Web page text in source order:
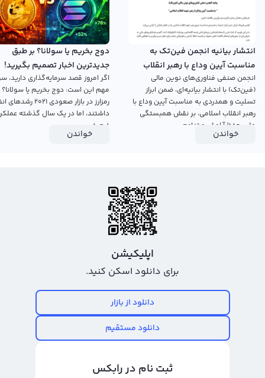
انتشار بیانیه انجمن فین‌تک به
مناسبت آیین وداع با رهبر انقلاب
اسلامی
انجمن صنفی فناوری‌های نوین مالی
(فین‌تک) با انتشار بیانیه‌ای، ضمن ابراز
تسلیت و همدردی به مناسبت آیین وداع با
رهبر انقلاب اسلامی، بر نقش همبستگی
ملی، حفظ آرامش و تداوم...
خواندن
دوج بخریم یا سولانا؟ بر طبق
جدیدترین اخبار تصمیم بگیرید!
اگر امروز قصد سرمایه‌گذاری دارید،
مهم این است: دوج بخریم یا
رمزارز در بازار صعودی ۲۰۲۱
داشتند، اما در یک سال گذشته
ضعیفی...
خواندن
اپلیکیشن
برای دانلود اسکن کنید.
دانلود از بازار
دانلود مستقیم
ثبت نام در رابکس